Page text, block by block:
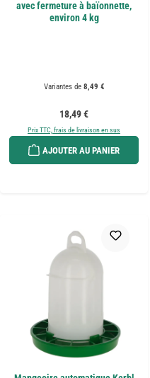
avec fermeture à baïonnette,
environ 4 kg
Variantes de8,49 €
Prix régulier :
18,49 €
Prix TTC, frais de livraison en sus
AJOUTER AU PANIER